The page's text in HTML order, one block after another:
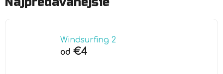
Windsurfing 2
od €4